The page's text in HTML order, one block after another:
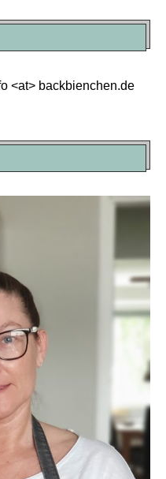
<at> backbienchen.de